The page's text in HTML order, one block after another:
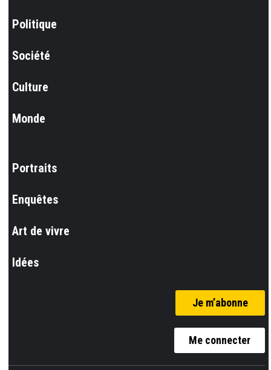
Politique
Société
Culture
Monde
Portraits
Enquêtes
Art de vivre
Idées
Je m’abonne
Me connecter